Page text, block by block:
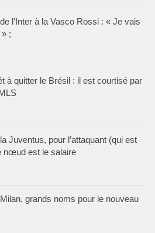
l’Inter à la Vasco Rossi : « Je vais
;
à quitter le Brésil : il est courtisé par
Juventus, pour l’attaquant (qui est
nœud est le salaire
grands noms pour le nouveau